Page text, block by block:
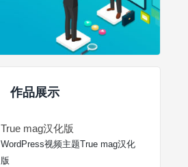
作品展示
True mag汉化版
WordPress视频主题True mag汉化
版